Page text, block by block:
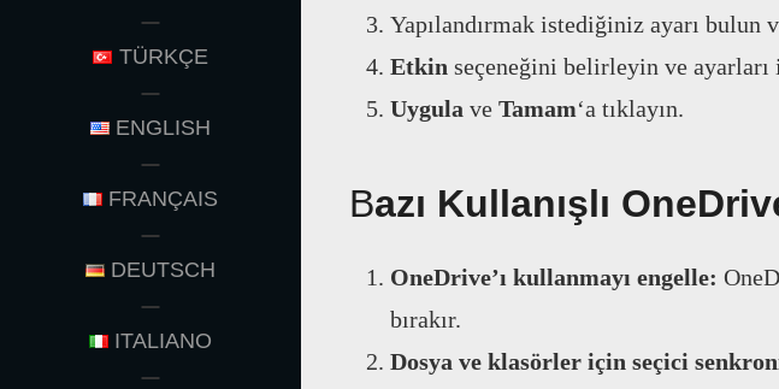
TÜRKÇE
ENGLISH
FRANÇAIS
DEUTSCH
ITALIANO
Yapılandırmak istediğiniz ayarı bulun
Etkin seçeneğini belirleyin ve
Uygula ve Tamam‘a tıklayın.
Bazı Kullanışlı
OneDrive’ı kullanmayı engelle:
bırakır.
Dosya ve klasörler için seçici